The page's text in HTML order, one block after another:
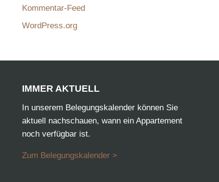
Kommentar-Feed
WordPress.org
IMMER AKTUELL
In unserem Belegungskalender können Sie
aktuell nachschauen, wann ein Appartement
noch verfügbar ist.
Zum Belegungskalender >